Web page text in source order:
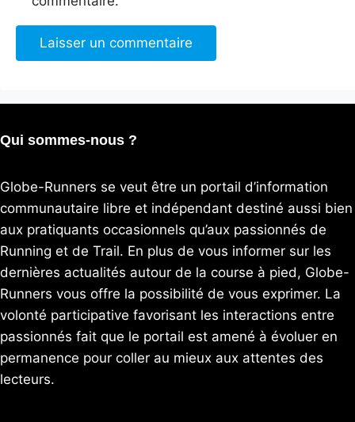
Qui sommes-nous ?
Globe-Runners se veut être un portail d’information
communautaire libre et indépendant destiné aussi bien
aux pratiquants occasionnels qu’aux passionnés de
Running et de Trail. En plus de vous informer sur les
dernières actualités autour de la course à pied, Globe-
Runners vous offre la possibilité de vous exprimer. La
volonté participative favorisant les interactions entre
passionnés fait que le portail est amené à évoluer en
permanence pour coller au mieux aux attentes des
lecteurs.